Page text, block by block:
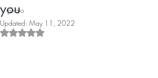
photo
you
Updated: May 11, 2022
Rated NaN out of 5 stars.